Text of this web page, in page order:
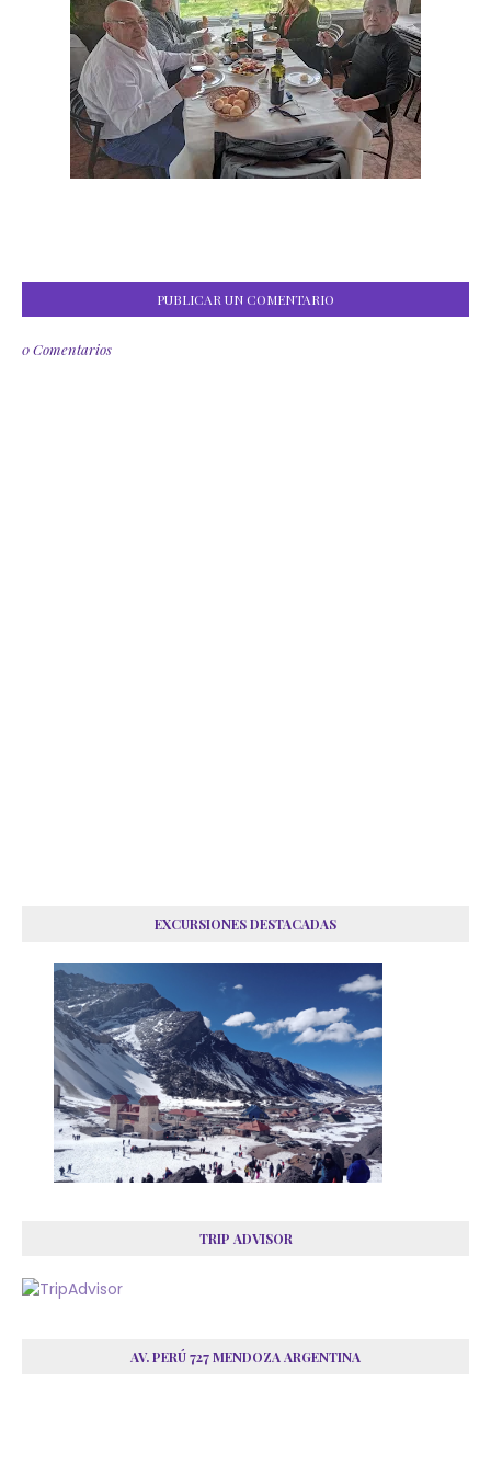
PUBLICAR UN COMENTARIO
0 Comentarios
EXCURSIONES DESTACADAS
TRIP ADVISOR
AV. PERÚ 727 MENDOZA ARGENTINA